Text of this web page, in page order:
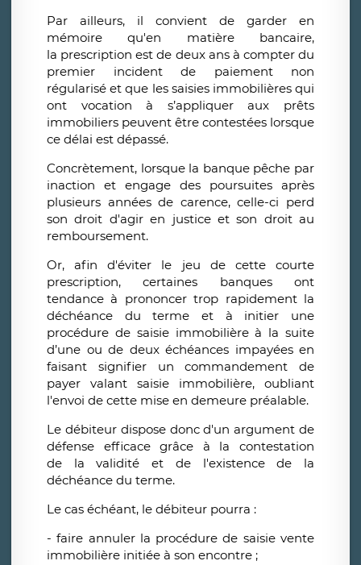
Par ailleurs, il convient de garder en
mémoire qu'en matière bancaire,
la prescription est de deux ans à compter du
premier incident de paiement non
régularisé et que les saisies immobilières qui
ont vocation à s’appliquer aux prêts
immobiliers peuvent être contestées lorsque
ce délai est dépassé.
Concrètement, lorsque la banque pêche par
inaction et engage des poursuites après
plusieurs années de carence, celle-ci perd
son droit d'agir en justice et son droit au
remboursement.
Or, afin d'éviter le jeu de cette courte
prescription, certaines banques ont
tendance à prononcer trop rapidement la
déchéance du terme et à initier une
procédure de saisie immobilière à la suite
d’une ou de deux échéances impayées en
faisant signifier un commandement de
payer valant saisie immobilière, oubliant
l'envoi de cette mise en demeure préalable.
Le débiteur dispose donc d'un argument de
défense efficace grâce à la contestation
de la validité et de l'existence de la
déchéance du terme.
Le cas échéant, le débiteur pourra :
- faire annuler la procédure de saisie vente
immobilière initiée à son encontre ;